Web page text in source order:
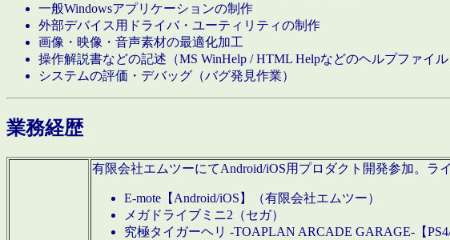
一般Windowsアプリケーションの制作
外部デバイス用ドライバ・ユーティリティの制作
画像・映像・音声素材の最適化加工
操作解説書などの記述（MS WinHelp / HTML Helpなどのヘルプファイル
システムの評価・デバッグ（バグ発見作業）
業務経歴
有限会社エムツーにてAndroid/iOS用プロダクト開発参加。ラ
E-mote【Android/iOS】（有限会社エムツー）
メガドライブミニ2（セガ）
究極タイガーヘリ -TOAPLAN ARCADE GARAGE-【